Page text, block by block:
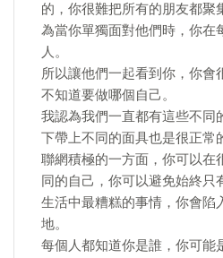
的，你很難把所有的朋友都聚
為當你單獨面對他們時，你在
人。
所以讓他們一起看到你，你會
不知道要做哪個自己。
我認為我們一直都有這些不同
下帶上不同的面具也是很正常
聯網積極的一方面，你可以在
同的自己，你可以避免始終只
生活中最糟糕的事情，你會陷
地。
每個人都知道你是誰，你可能